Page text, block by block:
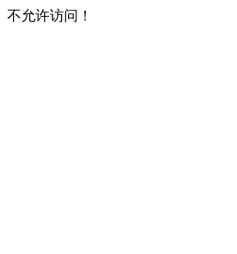
不允许访问！